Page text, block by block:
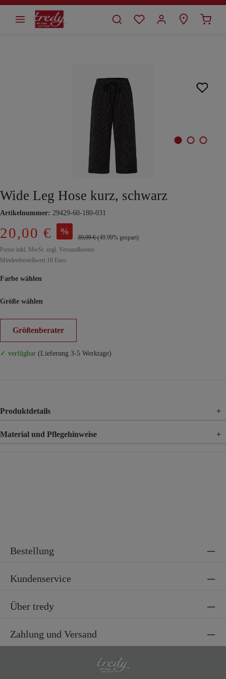
springen
Wide Leg Hose kurz, schwarz
Artikelnummer: 29429-60-180-031
20,00 € %
39,99 €(49.99% gespart)
Preise inkl. MwSt. zzgl. Versandkosten
Mindestbestellwert 10 Euro
Farbe wählen
Größe wählen
Größenberater
✓ verfügbar (Lieferung 3-5 Werktage)
Produktdetails +
Material und Pflegehinweise +
Bestellung
Kundenservice
Über tredy
Zahlung und Versand